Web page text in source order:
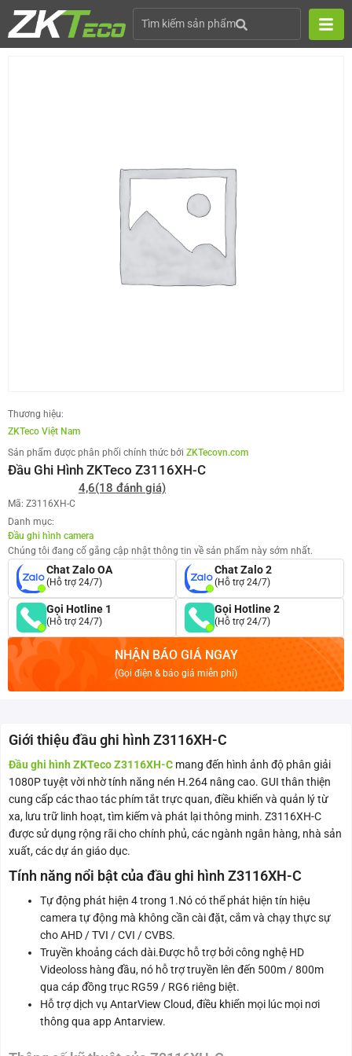
Tìm kiếm sản phẩm
Thương hiệu:
ZKTeco Việt Nam
Sản phẩm được phân phối chính thức bởi ZKTecovn.com
Đầu Ghi Hình ZKTeco Z3116XH-C
4,6(18 đánh giá)
Mã: Z3116XH-C
Danh mục:
Đầu ghi hình camera
Chúng tôi đang cố gắng cập nhật thông tin về sản phẩm này sớm nhất.
Chat Zalo OA
(Hỗ trợ 24/7)
Chat Zalo 2
(Hỗ trợ 24/7)
Gọi Hotline 1
(Hỗ trợ 24/7)
Gọi Hotline 2
(Hỗ trợ 24/7)
NHẬN BÁO GIÁ NGAY
(Gọi điện & báo giá miễn phí)
Giới thiệu đầu ghi hình Z3116XH-C
Đầu ghi hình ZKTeco Z3116XH-C mang đến hình ảnh độ phân giải
1080P tuyệt vời nhờ tính năng nén H.264 nâng cao. GUI thân thiện
cung cấp các thao tác phím tắt trực quan, điều khiển và quản lý từ
xa, lưu trữ linh hoạt, tìm kiếm và phát lại thông minh. Z3116XH-C
được sử dụng rộng rãi cho chính phủ, các ngành ngân hàng, nhà sản
xuất, các dự án giáo dục.
Tính năng nổi bật của đầu ghi hình Z3116XH-C
Tự động phát hiện 4 trong 1.Nó có thể phát hiện tín hiệu
camera tự động mà không cần cài đặt, cắm và chạy thực sự
cho AHD / TVI / CVI / CVBS.
Truyền khoảng cách dài.Được hỗ trợ bởi công nghệ HD
Videoloss hàng đầu, nó hỗ trợ truyền lên đến 500m / 800m
qua cáp đồng trục RG59 / RG6 riêng biệt.
Hỗ trợ dịch vụ AntarView Cloud, điều khiển mọi lúc mọi nơi
thông qua app Antarview.